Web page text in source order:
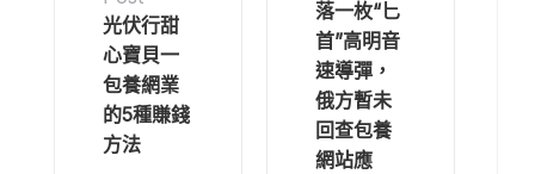
光伏行甜
心寶貝一
包養網業
的5種賺錢
方法
落一枚“匕
首”高明音
速導彈，
俄方暫未
回查包養
網站應